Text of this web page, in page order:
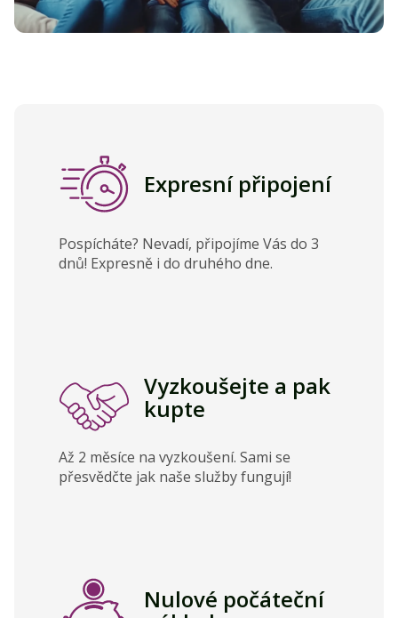
Expresní připojení
Pospícháte? Nevadí, připojíme Vás do 3
dnů! Expresně i do druhého dne.
Vyzkoušejte a pak
kupte
Až 2 měsíce na vyzkoušení. Sami se
přesvědčte jak naše služby fungují!
Nulové počáteční